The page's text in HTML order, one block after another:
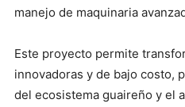
manejo de maquinaria
Este proyecto permite
innovadoras y de bajo costo,
del ecosistema guaireño y el